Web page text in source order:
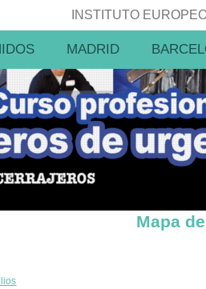
INSTITUTO
MADRID
Mapa